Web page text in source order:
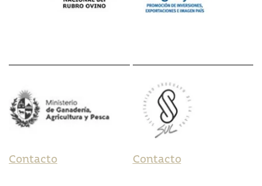
Contacto Contacto